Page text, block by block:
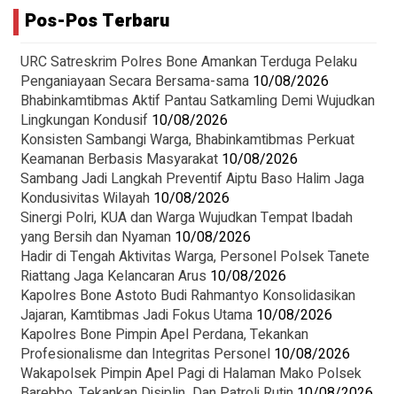
Pos-Pos Terbaru
URC Satreskrim Polres Bone Amankan Terduga Pelaku
Penganiayaan Secara Bersama-sama 10/08/2026
Bhabinkamtibmas Aktif Pantau Satkamling Demi Wujudkan
Lingkungan Kondusif 10/08/2026
Konsisten Sambangi Warga, Bhabinkamtibmas Perkuat
Keamanan Berbasis Masyarakat 10/08/2026
Sambang Jadi Langkah Preventif Aiptu Baso Halim Jaga
Kondusivitas Wilayah 10/08/2026
Sinergi Polri, KUA dan Warga Wujudkan Tempat Ibadah
yang Bersih dan Nyaman 10/08/2026
Hadir di Tengah Aktivitas Warga, Personel Polsek Tanete
Riattang Jaga Kelancaran Arus 10/08/2026
Kapolres Bone Astoto Budi Rahmantyo Konsolidasikan
Jajaran, Kamtibmas Jadi Fokus Utama 10/08/2026
Kapolres Bone Pimpin Apel Perdana, Tekankan
Profesionalisme dan Integritas Personel 10/08/2026
Wakapolsek Pimpin Apel Pagi di Halaman Mako Polsek